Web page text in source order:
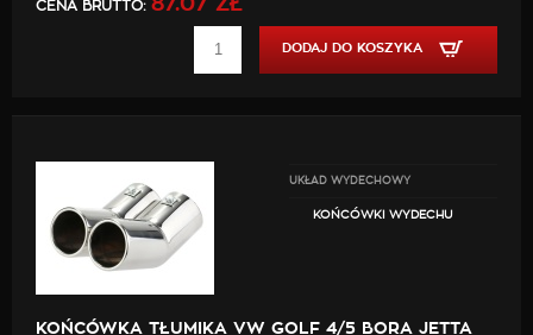
Długość 160mm / 120mm (góra/dół)
CENA BRUTTO: 87.07 ZŁ
DODAJ DO KOSZYKA
UKŁAD WYDECHOWY
KOŃCÓWKI WYDECHU
KOŃCÓWKA TŁUMIKA VW GOLF 4/5 BORA JETTA